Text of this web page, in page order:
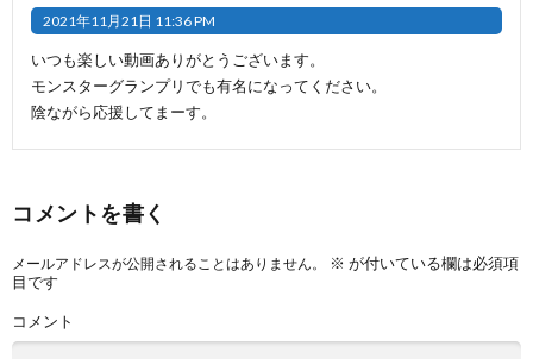
2021年11月21日 11:36 PM
いつも楽しい動画ありがとうございます。
モンスターグランプリでも有名になってください。
陰ながら応援してまーす。
コメントを書く
メールアドレスが公開されることはありません。 ※ が付いている欄は必須項
目です
コメント